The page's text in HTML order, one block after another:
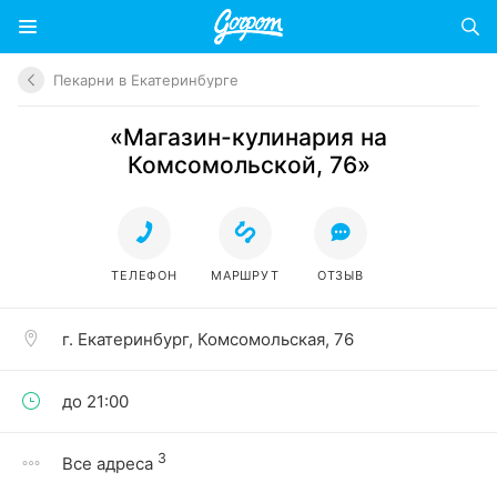
Пекарни в Екатеринбурге
«Магазин-кулинария на
Комсомольской, 76»
г. Екатеринбург, Комсомольская, 76
до 21:00
Все адреса 3
ТЕЛЕФОН МАРШРУТ ОТЗЫВ